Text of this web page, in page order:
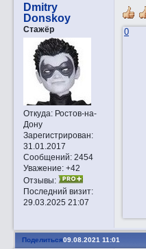
Dmitry
Donskoy
Стажёр
Откуда:Ростов-на-
Дону
Зарегистрирован:
31.01.2017
Сообщений:2454
Уважение: +42
Отзывы:
Последний визит:
29.03.2025 21:07
0
Поделиться09.08.2021 11:01